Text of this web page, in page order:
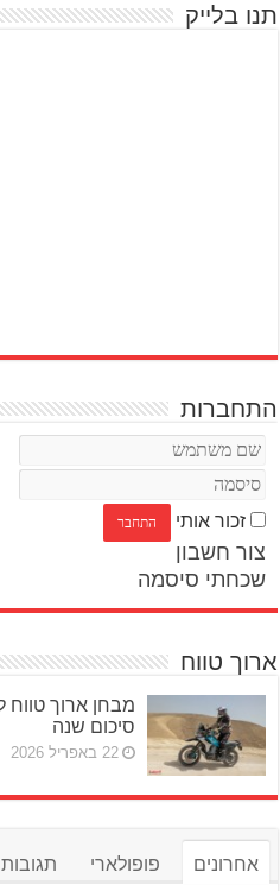
תנו בלייק
התחברות
זכור אותי
צור חשבון
שכחתי סיסמה
ארוך טווח
סיכום שנה
22 באפריל 2026
אחרונים פופולארי תגובות